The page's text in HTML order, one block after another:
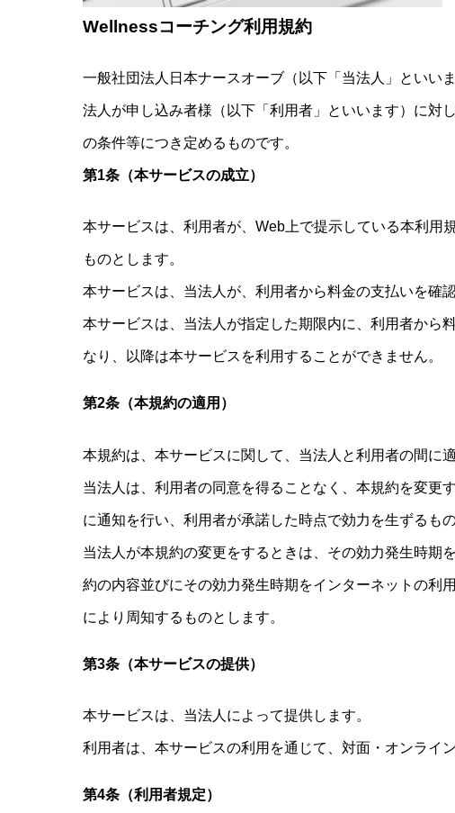
Wellnessコーチング利用規約
一般社団法人日本ナースオーブ（以下「当法人」といい
法人が申し込み者様（以下「利用者」といいます）に対
の条件等につき定めるものです。
第1条（本サービスの成立）
本サービスは、利用者が、Web上で提示している本利用
ものとします。
本サービスは、当法人が、利用者から料金の支払いを確
本サービスは、当法人が指定した期限内に、利用者から
なり、以降は本サービスを利用することができません。
第2条（本規約の適用）
本規約は、本サービスに関して、当法人と利用者の間に
当法人は、利用者の同意を得ることなく、本規約を変更
に通知を行い、利用者が承諾した時点で効力を生ずるもの
当法人が本規約の変更をするときは、その効力発生時期
約の内容並びにその効力発生時期をインターネットの利
により周知するものとします。
第3条（本サービスの提供）
本サービスは、当法人によって提供します。
利用者は、本サービスの利用を通じて、対面・オンライ
第4条（利用者規定）